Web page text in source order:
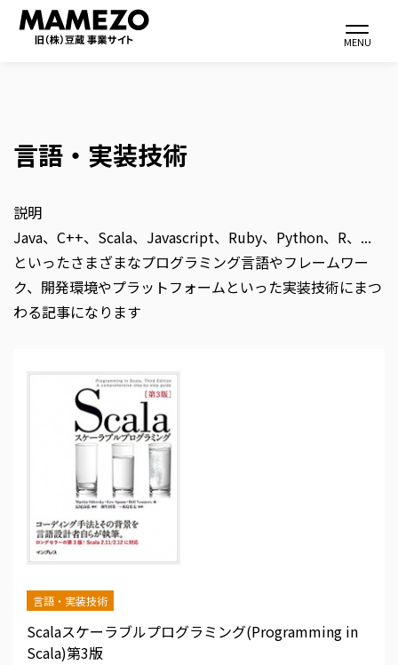
MENU
言語・実装技術
説明
Java、C++、Scala、Javascript、Ruby、Python、R、...
といったさまざまなプログラミング言語やフレームワー
ク、開発環境やプラットフォームといった実装技術にまつ
わる記事になります
言語・実装技術
Scalaスケーラブルプログラミング(Programming in
Scala)第3版